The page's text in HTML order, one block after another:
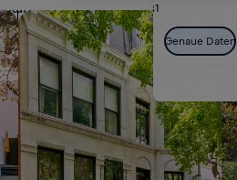
31
Genaue Daten
Suche nach Ferienwohnungen